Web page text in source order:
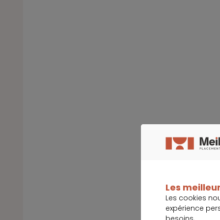
Les
Les cookies
expérience